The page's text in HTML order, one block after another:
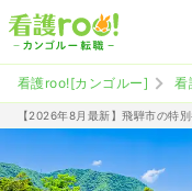
看護roo![カンゴルー] 看
【2026年8月最新】飛騨市の特